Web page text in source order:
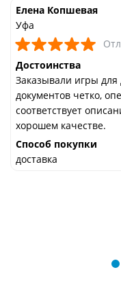
Елена Копшевая
Уфа
Достоинства
Заказывали игры
документов четко,
соответствует
хорошем качестве.
Способ покупки
доставка